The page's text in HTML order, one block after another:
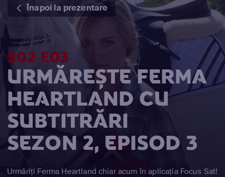
Înapoi la prezentare
S02 E03
URMĂREȘTE FERMA
HEARTLAND CU
SUBTITRĂRI
SEZON 2, EPISOD 3
Urmăriți Ferma Heartland chiar acum în aplicația Focus Sat!